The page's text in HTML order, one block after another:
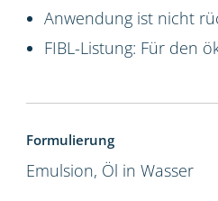
Anwendung ist nicht
FIBL-Listung: Für den
Formulierung
Emulsion, Öl in Wasser